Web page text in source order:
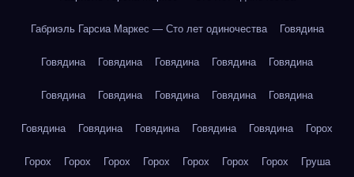
Габриэль Гарсиа Маркес — Сто лет одиночества Говядина
Говядина Говядина Говядина Говядина Говядина
Говядина Говядина Говядина Говядина Говядина
Говядина Говядина Говядина Говядина Говядина Горох
Горох Горох Горох Горох Горох Горох Горох Груша